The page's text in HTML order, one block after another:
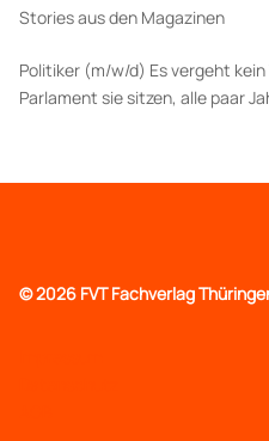
Stories aus den Magazinen
Politiker (m/w/d) Es vergeht
Parlament sie sitzen, alle paar
©2026 FVT Fachverlag